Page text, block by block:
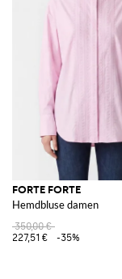
FORTE FORTE
Hemdbluse damen
350,00 €
227,51 €
-35%